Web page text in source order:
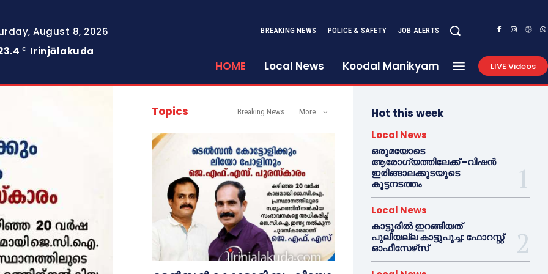
August 8, 2026
C Irinjālakuda
BREAKING NEWS POLICE & SAFETY JOB ALERTS
HOME Local News Koodal Manikyam LIVE Videos
Topics Breaking News More Hot this week
Local News
ഒരുമയോടെ
ആരോഗ്യത്തിലേക്ക് -വിഷന്‍
ഇരിങ്ങാലക്കുടയുടെ
കൂട്ടനടത്തം
Local News
കാട്ടൂരില്‍ ഇറങ്ങിയത്
പുലിയല്ല കാട്ടുപൂച്ച: ഫോറസ്റ്റ്
ഓഫീസേഴ്‌സ്